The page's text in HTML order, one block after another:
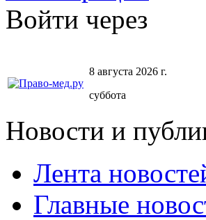
Войти через
8 августа 2026 г.
суббота
Новости и
Лента
Главные